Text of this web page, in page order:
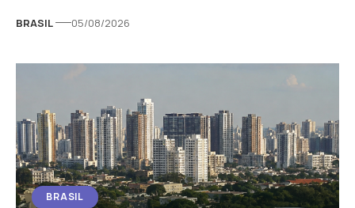
BRASIL 05/08/2026
BRASIL